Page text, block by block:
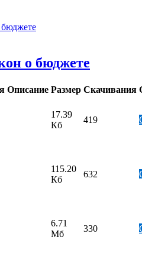
о бюджете
Описание Размер Скачивания
17.39
Кб
419
115.20
Кб
632
6.71
Мб
330